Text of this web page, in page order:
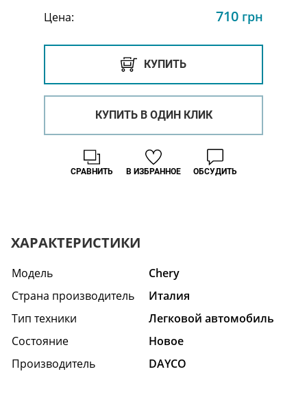
Цена:
710 грн
КУПИТЬ
КУПИТЬ В ОДИН КЛИК
В ИЗБРАННОЕ
СРАВНИТЬ ОБСУДИТЬ
ХАРАКТЕРИСТИКИ
Модель
Chery
Страна производитель
Италия
Тип техники
Легковой автомобиль
Состояние
Hовое
Производитель
DAYCO